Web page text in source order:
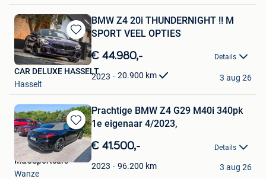
Bewaren
in
Mijn
Favorieten
BMW Z4 20i THUNDERNIGHT !! M
SPORT VEEL OPTIES
€ 44.980,- Details
2023 20.900 km
CAR DELUXE HASSELT
Hasselt
3 aug 26
Bewaren
in
Mijn
Favorieten
Prachtige BMW Z4 G29 M40i 340pk
1e eigenaar 4/2023,
€ 41.500,- Details
2023 96.200 km
M&CSportcars
Wanze
3 aug 26